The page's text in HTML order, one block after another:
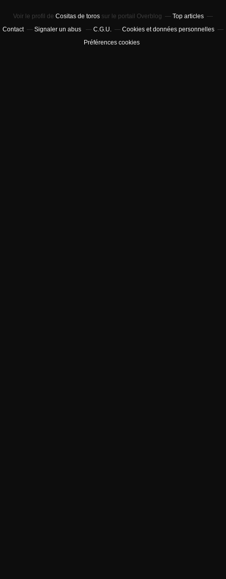
Voir le profil de Cositas de toros sur le portail Overblog
Top articles
Contact
Signaler un abus C.G.U.
Cookies et données personnelles
Préférences cookies